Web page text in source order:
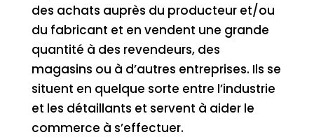
des achats auprès du producteur et/ou
du fabricant et en vendent une grande
quantité à des revendeurs, des
magasins ou à d’autres entreprises. Ils se
situent en quelque sorte entre l’industrie
et les détaillants et servent à aider le
commerce à s’effectuer.